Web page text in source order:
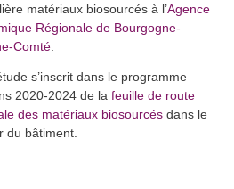
matériaux biosourcés à l’Agence
Régionale de Bourgogne-
Comté
s’inscrit dans le programme
2020-2024 de lafeuille de route
des matériaux biosourcés dans le
du bâtiment.